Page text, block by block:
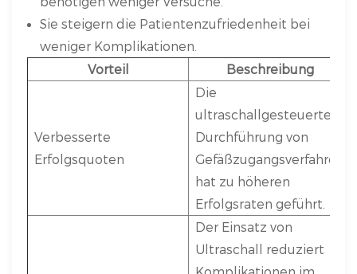
Sie steigern die Patientenzufriedenheit bei
weniger Komplikationen.
Vorteil
Beschreibung
Verbesserte
Erfolgsquoten
Die
ultraschallgesteuerte
Durchführung von
Gefäßzugangsverfahren
hat zu höheren
Erfolgsraten geführt.
Der Einsatz von
Ultraschall reduziert